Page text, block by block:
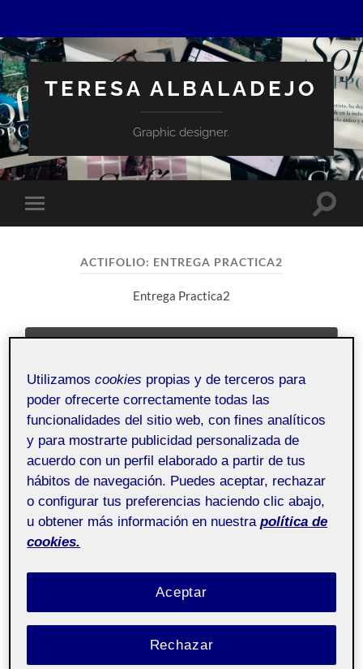
TERESA ALBALADEJO
Graphic designer.
Alternar
el
ACTIFOLIO: ENTREGA PRACTICA2
Entrega Practica2
Utilizamoscookies propias y de terceros para
poder ofrecerte correctamente todas las
funcionalidades del sitio web, con fines analíticos
y para mostrarte publicidad personalizada de
acuerdo con un perfil elaborado a partir de tus
hábitos de navegación. Puedes aceptar, rechazar
o configurar tus preferencias haciendo clic abajo,
u obtener más información en nuestra política de
cookies.
Rechazar
Aceptar